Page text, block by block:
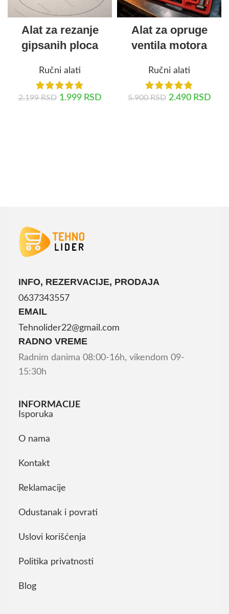
Alat za rezanje
gipsanih ploca
Ručni alati
2.199RSD 1.999 RSD
Alat za opruge
ventila motora
Ručni alati
5.900RSD 2.490 RSD
INFO, REZERVACIJE, PRODAJA
0637343557
EMAIL
Tehnolider22@gmail.com
RADNO VREME
Radnim danima 08:00-16h, vikendom 09-
15:30h
INFORMACIJE
Isporuka
O nama
Kontakt
Reklamacije
Odustanak i povrati
Uslovi korišćenja
Politika privatnosti
Blog